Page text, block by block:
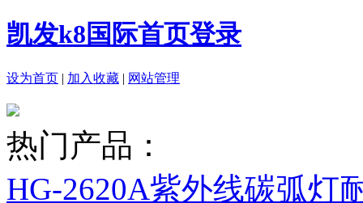
凯发k8国际首页登录
设为首页 | 加入收藏 | 网站管理
热门产品：
HG-2620A紫外线碳弧灯